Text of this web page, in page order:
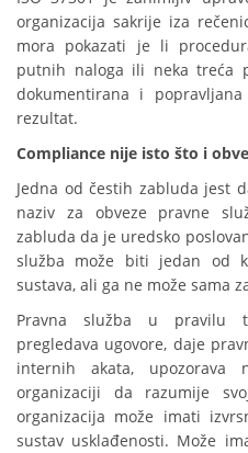
organizacija sakrije iza
mora pokazati je li
putnih naloga ili neka treća
dokumentirana i
rezultat.
Compliance nije isto što i
Jedna od čestih zabluda jest
naziv za obveze pravne
zabluda da je uredsko
služba može biti jedan od
sustava, ali ga ne može sama
Pravna služba u pravilu
pregledava ugovore, daje
internih akata,
organizaciji da razumije
organizacija može imati
sustav usklađenosti. Može